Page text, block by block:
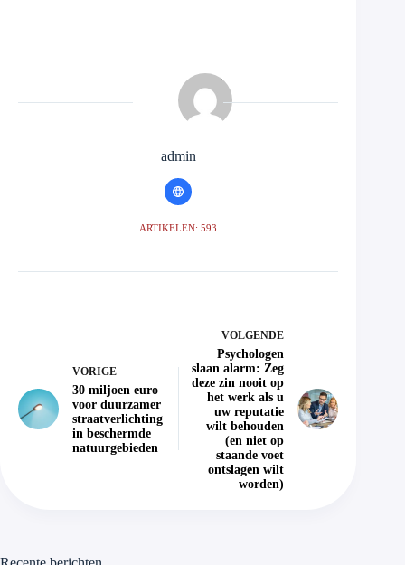
admin
ARTIKELEN: 593
VORIGE
30 miljoen euro
voor duurzamer
straatverlichting
in beschermde
natuurgebieden
VOLGENDE
Psychologen
slaan alarm: Zeg
deze zin nooit op
het werk als u
uw reputatie
wilt behouden
(en niet op
staande voet
ontslagen wilt
worden)